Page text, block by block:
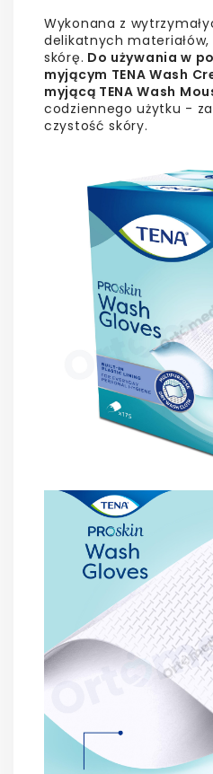
Wykonana z
delikatnych
skórę. Do używania w
myjącym TENA Wash
myjącą TENA Wash
codziennego użytku -
czystość skóry.